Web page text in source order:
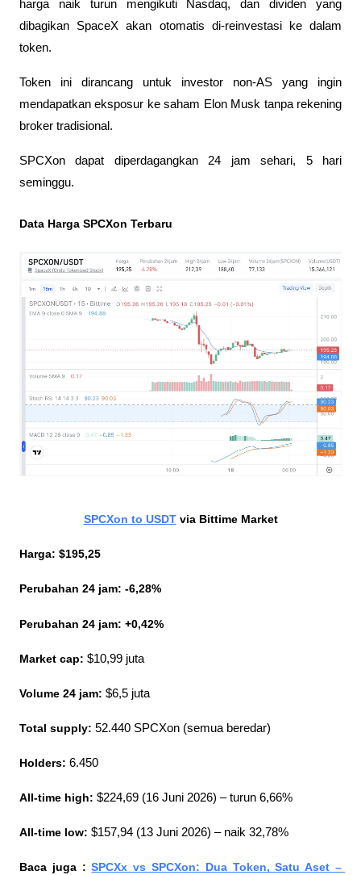
harga naik turun mengikuti Nasdaq, dan dividen yang
dibagikan SpaceX akan otomatis di-reinvestasi ke dalam
token.
Token ini dirancang untuk investor non-AS yang ingin
mendapatkan eksposur ke saham Elon Musk tanpa rekening
broker tradisional.
SPCXon dapat diperdagangkan 24 jam sehari, 5 hari
seminggu.
Data Harga SPCXon Terbaru
SPCXon to USDT via Bittime Market
Harga: $195,25
Perubahan 24 jam: -6,28%
Perubahan 24 jam: +0,42%
Market cap: $10,99 juta
Volume 24 jam: $6,5 juta
Total supply: 52.440 SPCXon (semua beredar)
Holders: 6.450
All-time high: $224,69 (16 Juni 2026) – turun 6,66%
All-time low: $157,94 (13 Juni 2026) – naik 32,78%
Baca juga : SPCXx vs SPCXon: Dua Token, Satu Aset –